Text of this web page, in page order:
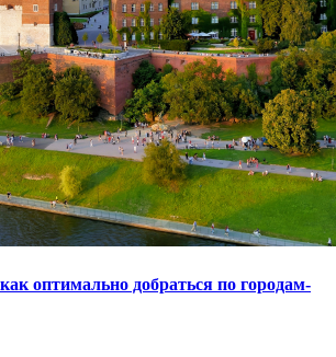
оптимально добраться по городам-